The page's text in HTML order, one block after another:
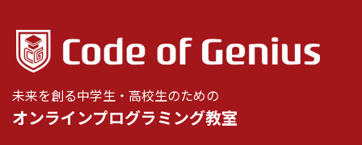
未来を創る中学生・高校生のための
オンラインプログラミング教室